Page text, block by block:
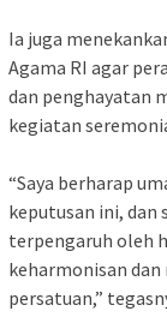
Ia juga
Agama RI agar
dan penghayatan
kegiatan
“Saya berharap
keputusan ini, dan
terpengaruh oleh
keharmonisan
persatuan,”